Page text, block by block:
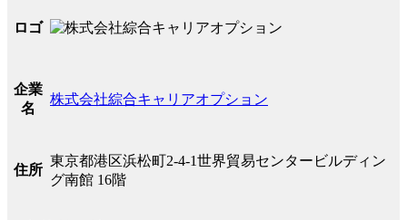
ロゴ
企業
名
株式会社綜合キャリアオプション
住所
東京都港区浜松町2-4-1世界貿易センタービルディン
グ南館 16階